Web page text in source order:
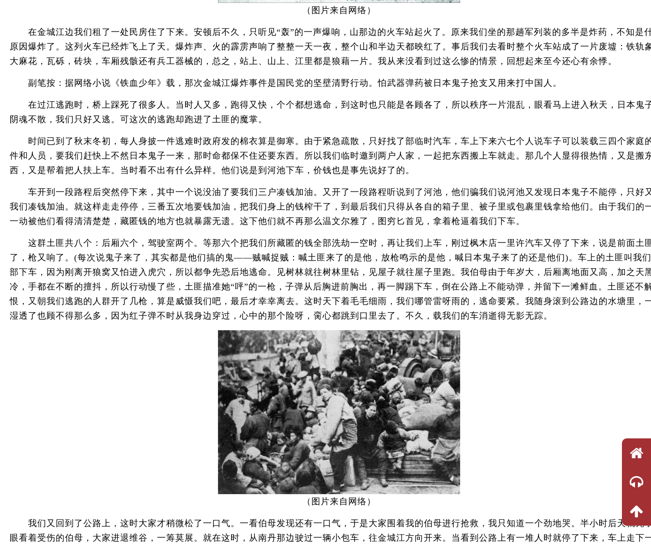
（图片来自网络）
在金城江边我们租了一处民房住了下来。安顿后不久，只听见“轰”的一声爆响，山那边的火车站起火了。原来我们坐的那趟军列装的多半是炸药，不知是
原因爆炸了。这列火车已经炸飞上了天。爆炸声、火的霹雳声响了整整一天一夜，整个山和半边天都映红了。事后我们去看时整个火车站成了一片废墟：铁轨
大麻花，瓦砾，砖块，车厢残骸还有兵工器械的，总之，站上、山上、江里都是狼藉一片。我从来没看到过这么惨的情景，回想起来至今还心有余悸。
副笔按：据网络小说《铁血少年》载，那次金城江爆炸事件是国民党的坚壁清野行动。怕武器弹药被日本鬼子抢支又用来打中国人。
在过江逃跑时，桥上踩死了很多人。当时人又多，跑得又快，个个都想逃命，到这时也只能是各顾各了，所以秩序一片混乱，眼看马上进入秋天，日本鬼
阴魂不散，我们只好又逃。可这次的逃跑却跑进了土匪的魔掌。
时间已到了秋末冬初，每人身披一件逃难时政府发的棉衣算是御寒。由于紧急疏散，只好找了部临时汽车，车上下来六七个人说车子可以装载三四个家庭
件和人员，要我们赶快上不然日本鬼子一来，那时命都保不住还要东西。所以我们临时邀到两户人家，一起把东西搬上车就走。那几个人显得很热情，又是搬
西，又是帮着把人扶上车。当时看不出有什么异样。他们说是到河池下车，价钱也是事先说好了的。
车开到一段路程后突然停下来，其中一个说没油了要我们三户凑钱加油。又开了一段路程听说到了河池，他们骗我们说河池又发现日本鬼子不能停，只好
我们凑钱加油。就这样走走停停，三番五次地要钱加油，把我们身上的钱榨干了，到最后我们只得从各自的箱子里、被子里或包裹里钱拿给他们。由于我们的
一动被他们看得清清楚楚，藏匿钱的地方也就暴露无遗。这下他们就不再那么温文尔雅了，图穷匕首见，拿着枪逼着我们下车。
这群土匪共八个：后厢六个，驾驶室两个。等那六个把我们所藏匿的钱全部洗劫一空时，再让我们上车，刚过枫木店一里许汽车又停了下来，说是前面土
了，枪又响了。(每次说鬼子来了，其实都是他们搞的鬼——贼喊捉贼：喊土匪来了的是他，放枪鸣示的是他，喊日本鬼子来了的还是他们)。车上的土匪叫我
部下车，因为刚离开狼窝又怕进入虎穴，所以都争先恐后地逃命。见树林就往树林里钻，见屋子就往屋子里跑。我伯母由于年岁大，后厢离地面又高，加之天
冷，手都在不断的擅抖，所以行动慢了些，土匪描准她“呯”的一枪，子弹从后胸进前胸出，再一脚踢下车，倒在公路上不能动弹，并留下一滩鲜血。土匪还不
恨，又朝我们逃跑的人群开了几枪，算是威慑我们吧，最后才幸幸离去。这时天下着毛毛细雨，我们哪管雷呀雨的，逃命要紧。我随身滚到公路边的水塘里，
湿透了也顾不得那么多，因为红子弹不时从我身边穿过，心中的那个险呀，脔心都跳到口里去了。不久，载我们的车消逝得无影无踪。
（图片来自网络）
我们又回到了公路上，这时大家才稍微松了一口气。一看伯母发现还有一口气，于是大家围着我的伯母进行抢救，我只知道一个劲地哭。半小时后天就亮
眼看着受伤的伯母，大家进退维谷，一筹莫展。就在这时，从南丹那边驶过一辆小包车，往金城江方向开来。当看到公路上有一堆人时就停了下来，车上走下